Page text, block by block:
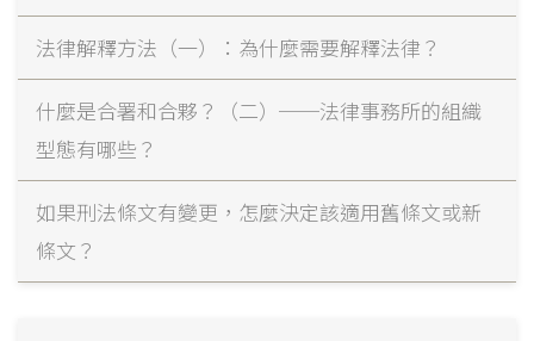
法律解釋方法（一）：為什麼需要解釋法律？
什麼是合署和合夥？（二）──法律事務所的組織
型態有哪些？
如果刑法條文有變更，怎麼決定該適用舊條文或新
條文？